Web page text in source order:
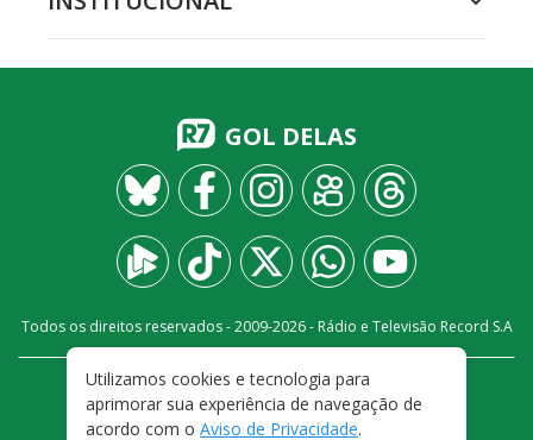
GOL DELAS
Todos os direitos reservados - 2009-2026- Rádio e Televisão Record S.A
FALE CONOSCO
PRIVACIDADE
TERMOS E CONDIÇÕES DE USO
Utilizamos cookies e tecnologia para
aprimorar sua experiência de navegação de
acordo com o Aviso de Privacidade.